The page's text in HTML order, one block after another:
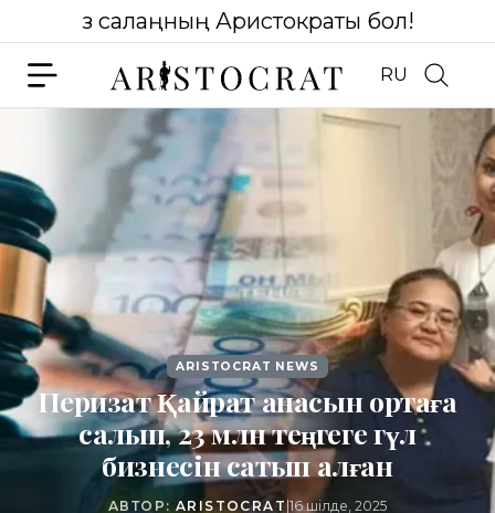
Өз салаңның Аристократы бол!
RU
ARISTOCRAT NEWS
Перизат Қайрат анасын ортаға
салып, 23 млн теңгеге гүл
бизнесін сатып алған
АВТОР: ARISTOCRAT |16 шілде, 2025